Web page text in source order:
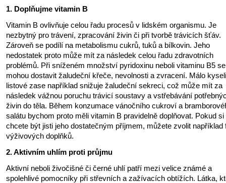
1. Doplňujme vitamin B
Vitamin B ovlivňuje celou řadu procesů v lidském organismu. Je
nezbytný pro trávení, zpracování živin či při tvorbě trávicích šťáv.
Zároveň se podílí na metabolismu cukrů, tuků a bílkovin. Jeho
nedostatek proto může mít za následek celou řadu zdravotních
problémů. Při sníženém množství pyridoxinu neboli vitaminu B5 se
mohou dostavit žaludeční křeče, nevolnosti a zvracení. Málo
listové zase například snižuje žaludeční sekreci, což může mít za
následek vážnou poruchu trávicí soustavy a vstřebávání
živin do těla. Během konzumace vánočního cukroví a
salátu bychom proto měli vitamin B pravidelně doplňovat. Pokud si
chcete být jisti jeho dostatečným příjmem, můžete zvolit například
výživových doplňků.
2. Aktivním uhlím proti průjmu
Aktivní neboli živočišné či černé uhlí patří mezi velice známé a
spolehlivé pomocníky při střevních a zažívacích obtížích. Látka,